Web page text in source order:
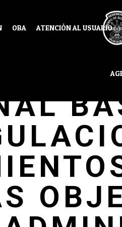
OBA ATENCIÓN AL USUARIO